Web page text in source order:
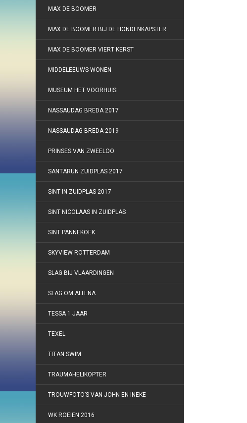
MAX DE BOOMER
MAX DE BOOMER BIJ DE HONDENKAPSTER
MAX DE BOOMER VIERT KERST
MIDDELEEUWS WONEN
MUSEUM HET VOORHUIS
NASSAUDAG BREDA 2017
NASSAUDAG BREDA 2019
PRINSES VAN ZWEELOO
SANTARUN ZUIDPLAS 2017
SINT IN ZUIDPLAS 2017
SINT NICOLAAS IN ZUIDPLAS
SINT PANNEKOEK
SKYVIEW ROTTERDAM
SLAG BIJ VLAARDINGEN
SLAG OM ALTENA
TESSA 1 JAAR
TEXEL
TITAN SWIM
TRAUMAHELIKOPTER
TROUWFOTO’S VAN JOHN EN INEKE
WK ROEIEN 2016